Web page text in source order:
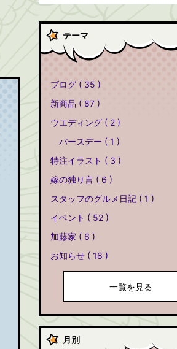
テーマ
ブログ ( 35 )
新商品 ( 87 )
ウエディング ( 2 )
バースデー ( 1 )
特注イラスト ( 3 )
嫁の独り言 ( 6 )
スタッフのグルメ日記 ( 1 )
イベント ( 52 )
加藤家 ( 6 )
お知らせ ( 18 )
一覧を見る
月別